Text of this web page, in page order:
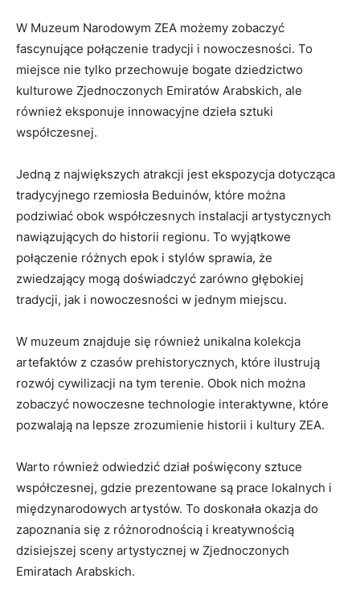
W Muzeum​ Narodowym ZEA możemy ⁤zobaczyć⁣
fascynujące połączenie tradycji i nowoczesności. To
miejsce ‌nie ⁢tylko przechowuje bogate dziedzictwo⁤
kulturowe Zjednoczonych Emiratów Arabskich, ale
również eksponuje innowacyjne dzieła sztuki
współczesnej.
Jedną z największych atrakcji jest ⁣ekspozycja dotycząca
tradycyjnego rzemiosła Beduinów, które można
podziwiać obok⁣ współczesnych instalacji ⁤artystycznych
nawiązujących do historii regionu. To⁤ wyjątkowe⁤
połączenie różnych epok i stylów⁣ sprawia, że
zwiedzający mogą‍ doświadczyć zarówno‍ głębokiej⁣
tradycji, jak i nowoczesności w​ jednym miejscu.
W muzeum znajduje się⁣ również unikalna kolekcja
artefaktów z czasów⁤ prehistorycznych, które ilustrują
rozwój cywilizacji na tym terenie. ⁤Obok nich można
zobaczyć nowoczesne technologie ⁢interaktywne, które ​
pozwalają na ⁢lepsze zrozumienie historii ⁢i kultury ZEA.
Warto również odwiedzić dział poświęcony⁣ sztuce
współczesnej, gdzie⁢ prezentowane są prace lokalnych i
międzynarodowych artystów. To doskonała⁤ okazja do
zapoznania się z różnorodnością i kreatywnością
dzisiejszej sceny ⁤artystycznej ⁤w ‌Zjednoczonych​
Emiratach Arabskich.